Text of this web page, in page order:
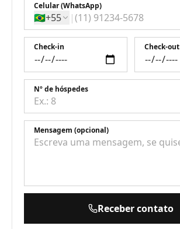
Celular (WhatsApp)
🇧🇷+55 |
Check-in Check-out
Nº de hóspedes
Mensagem (opcional)
Receber contato